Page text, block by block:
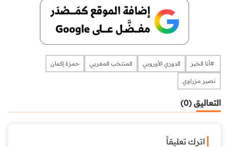
​​​​​​​​ #أنا الخبر الدوري الأوروبي المنتخب المغربي حمزة إكمان
نصير مزراوي
التعاليق (0)
اترك تعليقاً